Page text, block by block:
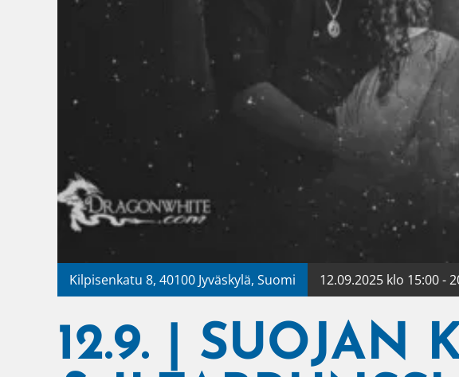
Kilpisenkatu 8, 40100 Jyväskylä, Suomi 12.09.2025 klo 15:00 -
12.9. | SUOJAN